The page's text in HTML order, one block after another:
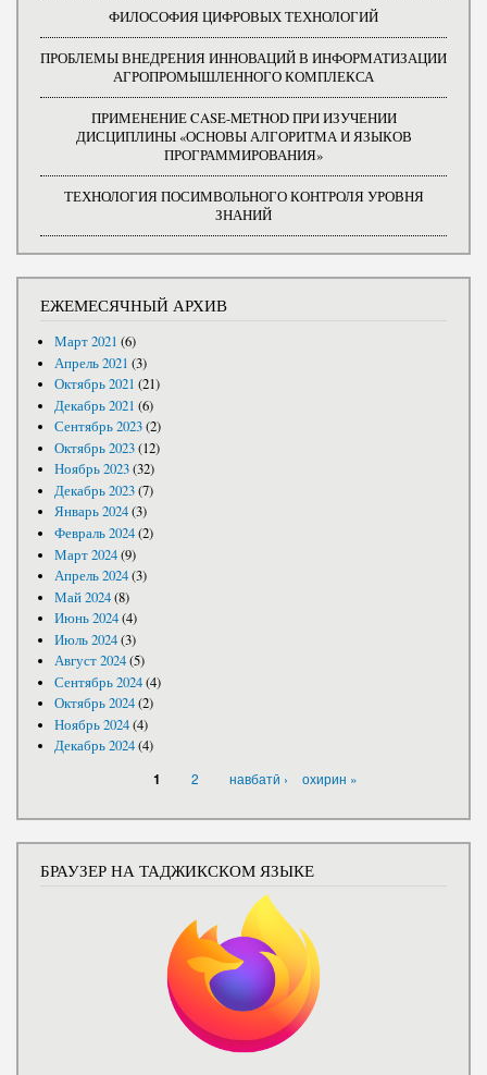
ФИЛОСОФИЯ ЦИФРОВЫХ ТЕХНОЛОГИЙ
ПРОБЛЕМЫ ВНЕДРЕНИЯ ИННОВАЦИЙ В ИНФОРМАТИЗАЦИИ
АГРОПРОМЫШЛЕННОГО КОМПЛЕКСА
ПРИМЕНЕНИЕ CASE-METHOD ПРИ ИЗУЧЕНИИ
ДИСЦИПЛИНЫ «ОСНОВЫ АЛГОРИТМА И ЯЗЫКОВ
ПРОГРАММИРОВАНИЯ»
ТЕХНОЛОГИЯ ПОСИМВОЛЬНОГО КОНТРОЛЯ УРОВНЯ
ЗНАНИЙ
ЕЖЕМЕСЯЧНЫЙ АРХИВ
Март 2021 (6)
Апрель 2021 (3)
Октябрь 2021 (21)
Декабрь 2021 (6)
Сентябрь 2023(2)
Октябрь 2023(12)
Ноябрь 2023(32)
Декабрь 2023(7)
Январь 2024(3)
Февраль 2024(2)
Март 2024(9)
Апрель 2024(3)
Май 2024(8)
Июнь 2024(4)
Июль 2024(3)
Август 2024(5)
Сентябрь 2024(4)
Октябрь 2024(2)
Ноябрь 2024(4)
Декабрь 2024(4)
1 2 навбатӣ › охирин »
БРАУЗЕР НА ТАДЖИКСКОМ ЯЗЫКЕ